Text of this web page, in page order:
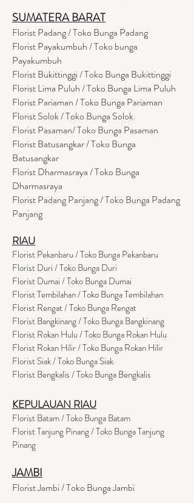
SUMATERA BARAT
Florist Padang / Toko Bunga Padang
Florist Payakumbuh / Toko bunga
Payakumbuh
Florist Bukittinggi / Toko Bunga Bukittinggi
Florist Lima Puluh / Toko Bunga Lima Puluh
Florist Pariaman / Toko Bunga Pariaman
Florist Solok / Toko Bunga Solok
Florist Pasaman/ Toko Bunga Pasaman
Florist Batusangkar / Toko Bunga
Batusangkar
Florist Dharmasraya / Toko Bunga
Dharmasraya
Florist Padang Panjang / Toko Bunga Padang
Panjang
RIAU
Florist Pekanbaru / Toko Bunga Pekanbaru
Florist Duri / Toko Bunga Duri
Florist Dumai / Toko Bunga Dumai
Florist Tembilahan / Toko Bunga Tembilahan
Florist Rengat / Toko Bunga Rengat
Florist Bangkinang / Toko Bunga Bangkinang
Florist Rokan Hulu / Toko Bunga Rokan Hulu
Florist Rokan Hilir / Toko Bunga Rokan Hilir
Florist Siak / Toko Bunga Siak
Florist Bengkalis / Toko Bunga Bengkalis
KEPULAUAN RIAU
Florist Batam / Toko Bunga Batam
Florist Tanjung Pinang / Toko Bunga Tanjung
Pinang
JAMBI
Florist Jambi / Toko Bunga Jambi